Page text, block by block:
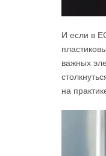
И если в
важных
на